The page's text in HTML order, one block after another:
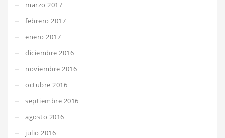
marzo 2017
febrero 2017
enero 2017
diciembre 2016
noviembre 2016
octubre 2016
septiembre 2016
agosto 2016
julio 2016